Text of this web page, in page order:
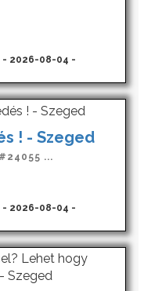
- 2026-08-04 -
! - Szeged
...
- 2026-08-04 -